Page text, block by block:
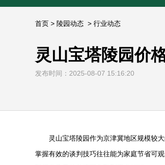
首页 > 陵园动态 > 行业动态
灵山宝塔陵园价
发布时间：2025-08-07 15:16:20
灵山宝塔陵园作为京津冀地区规模较
掌握有效的谈判技巧往往能为家庭节省可